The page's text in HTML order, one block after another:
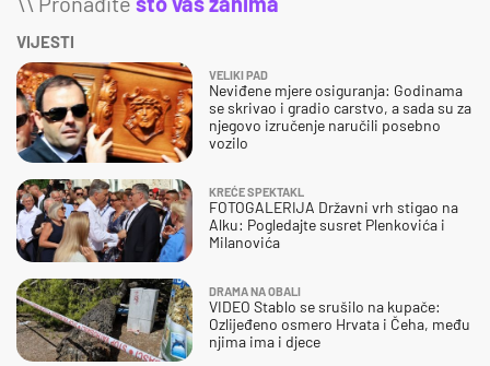
VIJESTI
VELIKI PAD
Neviđene mjere osiguranja: Godinama
se skrivao i gradio carstvo, a sada su za
njegovo izručenje naručili posebno
vozilo
KREĆE SPEKTAKL
FOTOGALERIJA Državni vrh stigao na
Alku: Pogledajte susret Plenkovića i
Milanovića
DRAMA NA OBALI
VIDEO Stablo se srušilo na kupače:
Ozlijeđeno osmero Hrvata i Čeha, među
njima ima i djece